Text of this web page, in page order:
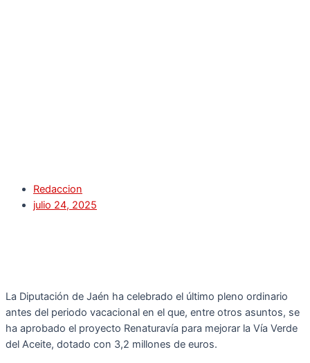
Redaccion
julio 24, 2025
La Diputación de Jaén ha celebrado el último pleno ordinario
antes del periodo vacacional en el que, entre otros asuntos, se
ha aprobado el proyecto Renaturavía para mejorar la Vía Verde
del Aceite, dotado con 3,2 millones de euros.